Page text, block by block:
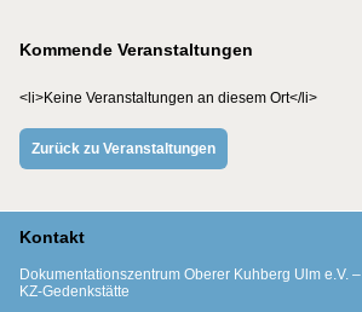
Kommende Veranstaltungen
<li>Keine Veranstaltungen an diesem Ort</li>
Zurück zu Veranstaltungen
Kontakt
Dokumentationszentrum Oberer Kuhberg Ulm e.V. –
KZ-Gedenkstätte